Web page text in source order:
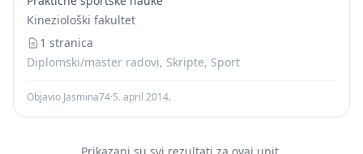
podlozi) dovela...
Kineziološki fakultet
1 stranica
Diplomski/master radovi, Skripte, Sport
Objavio Jasmina74·5. april 2014.